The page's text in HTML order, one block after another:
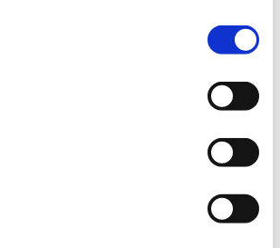
DI COACH BRIENZA DOPO LA
SUPERCOPPA